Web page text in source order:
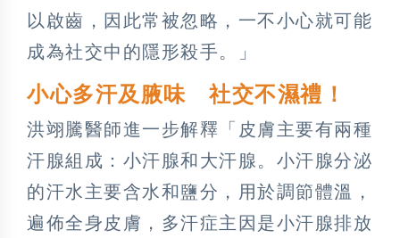
以啟齒，因此常被忽略，一不小心就可能
成為社交中的隱形殺手。」
小心多汗及腋味 社交不濕禮！
洪翊騰醫師進一步解釋「皮膚主要有兩種
汗腺組成：小汗腺和大汗腺。小汗腺分泌
的汗水主要含水和鹽分，用於調節體溫，
遍佈全身皮膚，多汗症主因是小汗腺排放